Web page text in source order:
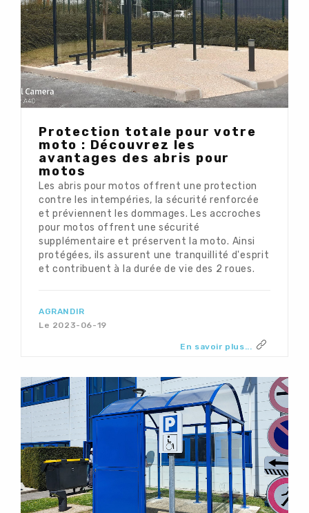
Protection totale pour votre
moto : Découvrez les
avantages des abris pour
motos
Les abris pour motos offrent une protection
contre les intempéries, la sécurité renforcée
et préviennent les dommages. Les accroches
pour motos offrent une sécurité
supplémentaire et préservent la moto. Ainsi
protégées, ils assurent une tranquillité d'esprit
et contribuent à la durée de vie des 2 roues.
AGRANDIR
Le 2023-06-19
En savoir plus...